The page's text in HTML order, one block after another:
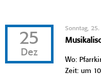
25
Dez
Sonntag,
Wo:
Zeit: um